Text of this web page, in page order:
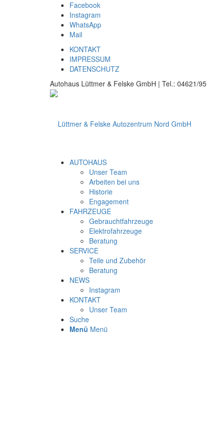
Facebook
Instagram
WhatsApp
Mail
KONTAKT
IMPRESSUM
DATENSCHUTZ
Autohaus Lüttmer & Felske GmbH | Tel.: 04621/
AUTOHAUS
Unser Team
Arbeiten bei uns
Historie
Engagement
FAHRZEUGE
Gebrauchtfahrzeuge
Elektrofahrzeuge
Beratung
SERVICE
Teile und Zubehör
Beratung
NEWS
Instagram
KONTAKT
Unser Team
Suche
Menü Menü